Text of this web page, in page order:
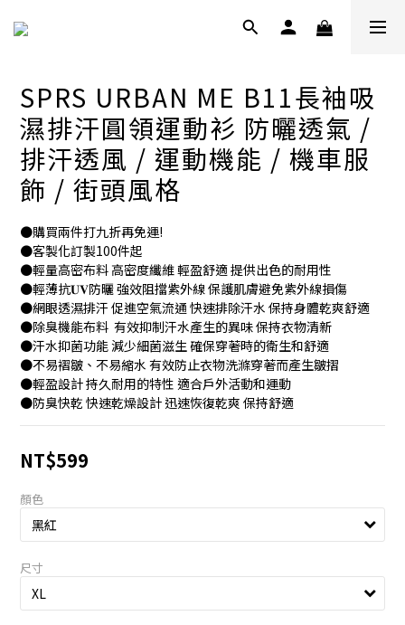
SPRS URBAN ME B11長袖吸
濕排汗圓領運動衫 防曬透氣 /
排汗透風 / 運動機能 / 機車服
飾 / 街頭風格
●購買兩件打九折再免運!
●客製化訂製100件起
●輕量高密布料 高密度纖維 輕盈舒適 提供出色的耐用性
●輕薄抗𝐔𝐕防曬 強效阻擋紫外線 保護肌膚避免紫外線損傷
●網眼透濕排汗 促進空氣流通 快速排除汗水 保持身體乾爽舒適
●除臭機能布料  有效抑制汗水產生的異味 保持衣物清新
●汗水抑菌功能 減少細菌滋生 確保穿著時的衛生和舒適
●不易褶皺、不易縮水 有效防止衣物洗滌穿著而產生皺摺
●輕盈設計 持久耐用的特性 適合戶外活動和運動
●防臭快乾 快速乾燥設計 迅速恢復乾爽 保持舒適
NT$599
顏色
尺寸